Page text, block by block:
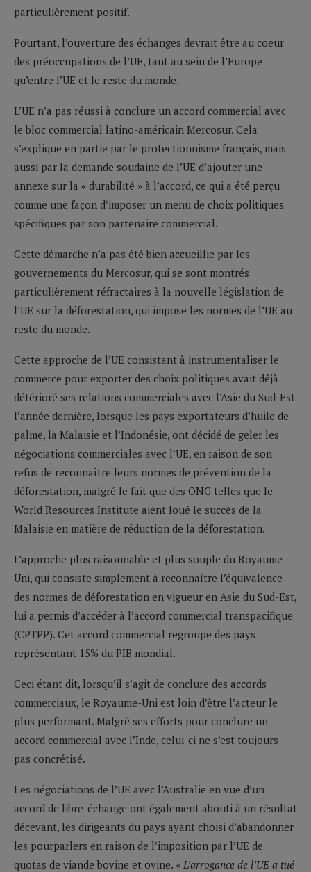
particulièrement positif.
Pourtant, l’ouverture des échanges devrait être au coeur
des préoccupations de l’UE, tant au sein de l’Europe
qu’entre l’UE et le reste du monde.
L’UE n’a pas réussi à conclure un accord commercial avec
le bloc commercial latino-américain Mercosur. Cela
s’explique en partie par le protectionnisme français, mais
aussi par la demande soudaine de l’UE d’ajouter une
annexe sur la « durabilité » à l’accord, ce qui a été perçu
comme une façon d’imposer un menu de choix politiques
spécifiques par son partenaire commercial.
Cette démarche n’a pas été bien accueillie par les
gouvernements du Mercosur, qui se sont montrés
particulièrement réfractaires à la nouvelle législation de
l’UE sur la déforestation, qui impose les normes de l’UE au
reste du monde.
Cette approche de l’UE consistant à instrumentaliser le
commerce pour exporter des choix politiques avait déjà
détérioré ses relations commerciales avec l’Asie du Sud-Est
l’année dernière, lorsque les pays exportateurs d’huile de
palme, la Malaisie et l’Indonésie, ont décidé de geler les
négociations commerciales avec l’UE, en raison de son
refus de reconnaître leurs normes de prévention de la
déforestation, malgré le fait que des ONG telles que le
World Resources Institute aient loué le succès de la
Malaisie en matière de réduction de la déforestation.
L’approche plus raisonnable et plus souple du Royaume-
Uni, qui consiste simplement à reconnaître l’équivalence
des normes de déforestation en vigueur en Asie du Sud-Est,
lui a permis d’accéder à l’accord commercial transpacifique
(CPTPP). Cet accord commercial regroupe des pays
représentant 15% du PIB mondial.
Ceci étant dit, lorsqu’il s’agit de conclure des accords
commerciaux, le Royaume-Uni est loin d’être l’acteur le
plus performant. Malgré ses efforts pour conclure un
accord commercial avec l’Inde, celui-ci ne s’est toujours
pas concrétisé.
Les négociations de l’UE avec l’Australie en vue d’un
accord de libre-échange ont également abouti à un résultat
décevant, les dirigeants du pays ayant choisi d’abandonner
les pourparlers en raison de l’imposition par l’UE de
quotas de viande bovine et ovine. « L’arrogance de l’UE a tué